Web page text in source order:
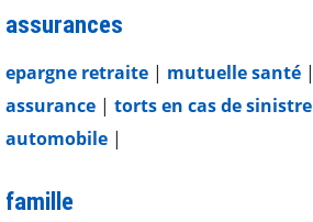
assurances
epargne retraite | mutuelle santé |
assurance | torts en cas de sinistre
automobile |
famille